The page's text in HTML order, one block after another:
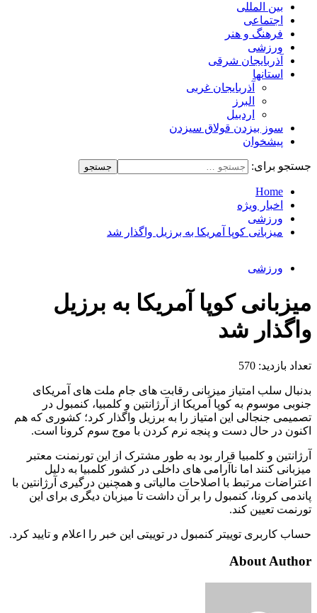
بین المللی
اجتماعی
فرهنگ و هنر
ورزشی
آذربایجان شرقی
استانها
آذربایجان غربی
البرز
اردبیل
سوز بیزدن قولاق سیزدن
پیشخوان
جستجو برای:
Home
اخبار ویژه
ورزشی
میزبانی کوپا آمریکا به برزیل واگذار شد
ورزشی
میزبانی کوپا آمریکا به برزیل
واگذار شد
تعداد بازدید: 570
بدنبال سلب امتیاز میزبانی رقابت های جام ملت های آمریکای
جنوبی موسوم به کوپا آمریکا از آرژانتین و کلمبیا، کنمبول در
تصمیمی جنجالی این امتیاز را به برزیل واگذار کرد؛ کشوری که هم
اکنون در حال دست و پنجه نرم کردن با موج سوم کرونا است.
آرژانتین و کلمبیا قرار بود به طور مشترک از این تورنمنت معتبر
میزبانی کنند اما ناآرامی های داخلی در کشور کلمبیا به دلیل
اعتراضات مرتبط با اصلاحات مالیاتی و همچنین درگیری آرژانتین با
پاندمی کرونا، کنمبول را بر آن داشت تا میزبان دیگری برای این
تورنمت تعیین کند.
حساب کاربری توییتر کنمبول در توییتی این خبر را اعلام و تایید کرد.
About Author